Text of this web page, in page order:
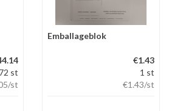
st
/st
Emballageblok
€1.43
1 st
€1.43/st